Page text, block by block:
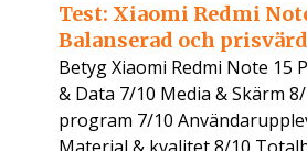
Test: Xiaomi Redmi
Balanserad och prisvärd
Betyg Xiaomi Redmi Note 15
& Data 7/10 Media & Skärm
program 7/10